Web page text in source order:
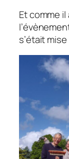
Et comme
s’était